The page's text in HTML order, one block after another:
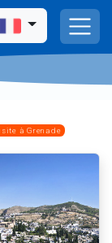
à Grenade